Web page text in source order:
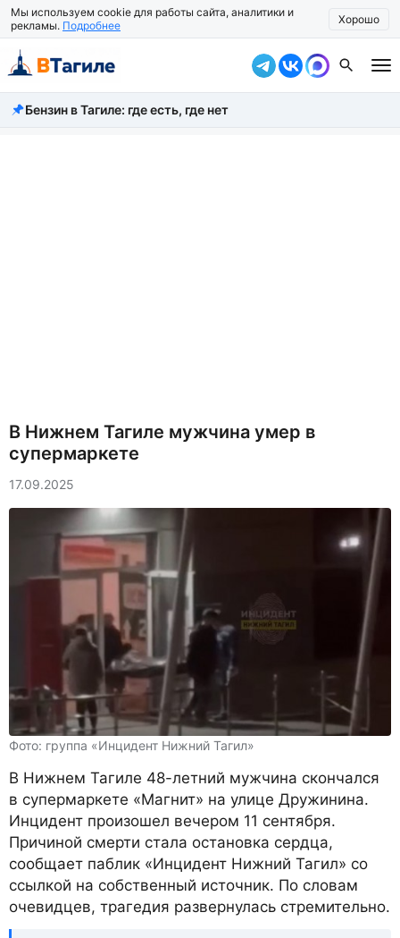
Мы используем cookie для работы сайта, аналитики и
рекламы. Подробнее Хорошо
Все новости
Бензин в Тагиле: где есть, где нет
В Нижнем Тагиле мужчина умер в
супермаркете
17.09.2025
Фото: группа «Инцидент Нижний Тагил»
В Нижнем Тагиле 48-летний мужчина скончался
в супермаркете «Магнит» на улице Дружинина.
Инцидент произошел вечером 11 сентября.
Причиной смерти стала остановка сердца,
сообщает паблик «Инцидент Нижний Тагил» со
ссылкой на собственный источник. По словам
очевидцев, трагедия развернулась стремительно.